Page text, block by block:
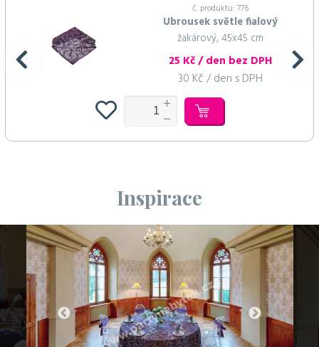
č. produktu: 776
Ubrousek světle fialový
žakárový, 45x45 cm
25 Kč / den bez DPH
30 Kč / den s DPH
Inspirace